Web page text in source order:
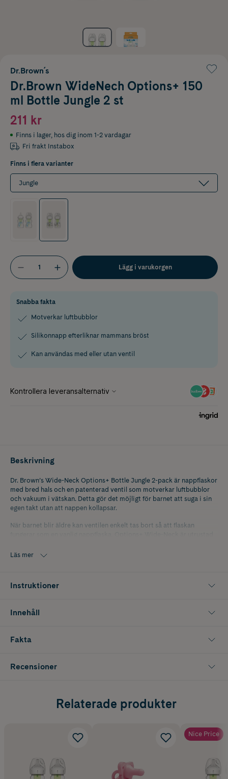
Dr.Brown´s
Dr.Brown WideNech Options+ 150
ml Bottle Jungle 2 st
211 kr
Finns i lager, hos dig inom 1-2 vardagar
Fri frakt Instabox
Finns i flera varianter
Jungle
Lägg i varukorgen
Snabba fakta
Motverkar luftbubblor
Silikonnapp efterliknar mammans bröst
Kan användas med eller utan ventil
Beskrivning
Dr. Brown’s Wide-Neck Options+ Bottle Jungle 2-pack är nappflaskor
med bred hals och en patenterad ventil som motverkar luftbubblor
och vakuum i vätskan. Detta gör det möjligt för barnet att suga i sin
egen takt utan att nappen kollapsar.
När barnet blir äldre kan ventilen enkelt tas bort så att flaskan
att flaskan är utformad för att underlätta övergången mellan amning
Läs mer
Instruktioner
Innehåll
Fakta
Recensioner
Relaterade produkter
Nice Price